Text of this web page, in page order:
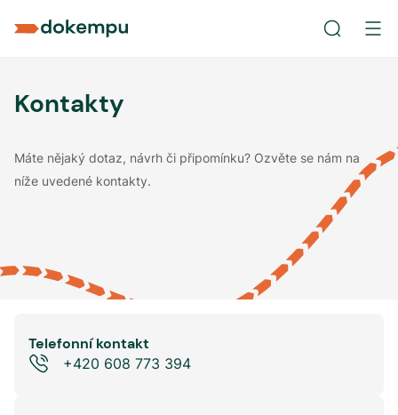
Kontakty
Máte nějaký dotaz, návrh či připomínku? Ozvěte se nám na
níže uvedené kontakty.
Telefonní kontakt
+420 608 773 394